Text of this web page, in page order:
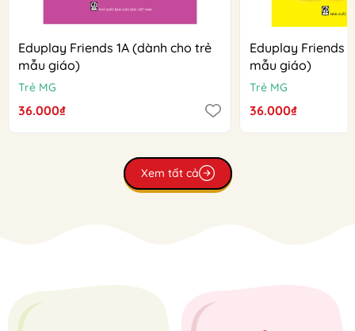
Eduplay Friends 1A (dành cho trẻ
mẫu giáo)
Trẻ MG
36.000₫
Eduplay Friends
mẫu giáo)
Trẻ MG
36.000₫
Xem tất cả